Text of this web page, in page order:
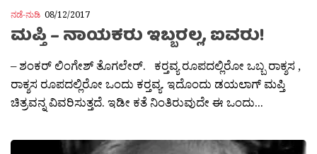
ನಡೆ-ನುಡಿ 08/12/2017
ಮಪ್ತಿ – ನಾಯಕರು ಇಬ್ಬರಲ್ಲ, ಐವರು!
– ಶಂಕರ್ ಲಿಂಗೇಶ್ ತೊಗಲೇರ್. ಕರ‍್ತವ್ಯ ರೂಪದಲ್ಲಿರೋ ಒಬ್ಬ ರಾಕ್ಶಸ ,
ರಾಕ್ಶಸ ರೂಪದಲ್ಲಿರೋ ಒಂದು ಕರ‍್ತವ್ಯ. ಇದೊಂದು ಡಯಲಾಗ್ ಮಪ್ತಿ
ಚಿತ್ರವನ್ನ ವಿವರಿಸುತ್ತದೆ. ಇಡೀ ಕತೆ ನಿಂತಿರುವುದೇ ಈ ಒಂದು...